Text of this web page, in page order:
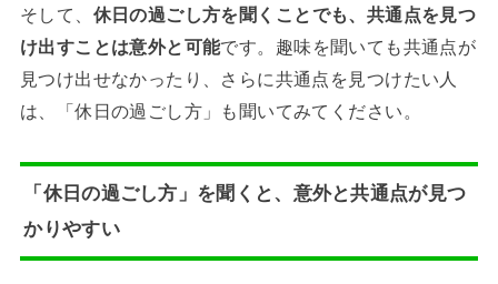
そして、 休日の過ごし方を聞くことでも、共通点を見つ
け出すことは意外と可能です。趣味を聞いても共通点が
見つけ出せなかったり、さらに共通点を見つけたい人
は、「休日の過ごし方」も聞いてみてください。
「休日の過ごし方」を聞くと、意外と共通点が見つ
かりやすい